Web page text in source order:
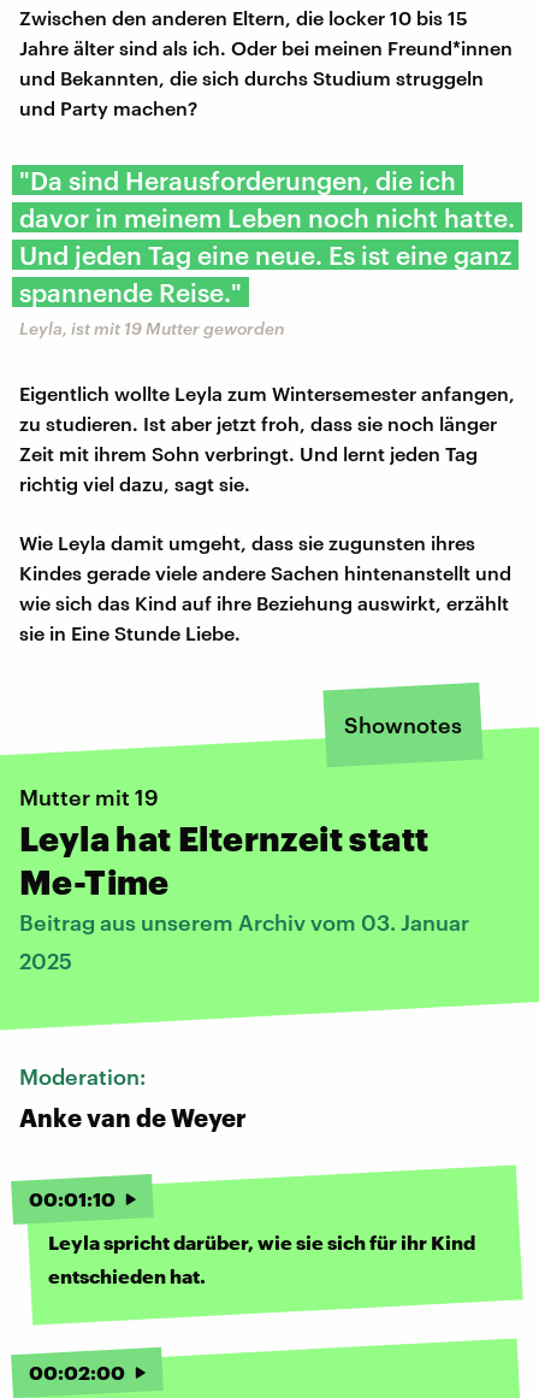
Zwischen den anderen Eltern, die locker 10 bis 15
Jahre älter sind als ich. Oder bei meinen Freund*innen
und Bekannten, die sich durchs Studium struggeln
und Party machen?
"Da sind Herausforderungen, die ich
davor in meinem Leben noch nicht hatte.
Und jeden Tag eine neue. Es ist eine ganz
spannende Reise."
Leyla, ist mit 19 Mutter geworden
Eigentlich wollte Leyla zum Wintersemester anfangen,
zu studieren. Ist aber jetzt froh, dass sie noch länger
Zeit mit ihrem Sohn verbringt. Und lernt jeden Tag
richtig viel dazu, sagt sie.
Wie Leyla damit umgeht, dass sie zugunsten ihres
Kindes gerade viele andere Sachen hintenanstellt und
wie sich das Kind auf ihre Beziehung auswirkt, erzählt
sie in Eine Stunde Liebe.
Shownotes
Mutter mit 19
Leyla hat Elternzeit statt
Me-Time
Beitrag aus unserem Archiv vom 03. Januar
2025
Moderation:
Anke van de Weyer
00:01:10
Leyla spricht darüber, wie sie sich für ihr Kind
entschieden hat.
00:02:00